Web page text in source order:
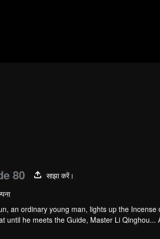
80
साझा करें।
an ordinary young man, lights up the
until he meets the Guide, Master Li
it to fill your summer with joy.